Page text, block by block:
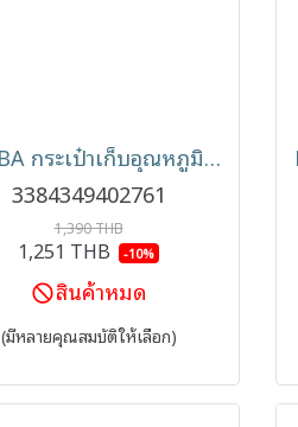
BEABA กระเป๋าเก็บอุณหภูมิ Isothermal Bag | กระเป๋าเก็บความร้อน-เย็น
3384349402761
1,390 THB
1,251 THB -10%
สินค้าหมด
(มีหลายคุณสมบัติให้เลือก)